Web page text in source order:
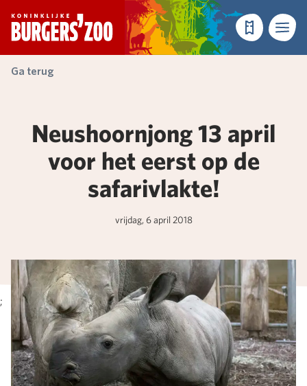
- Homepagina
TicketsMenu
Ga terug
;
Neushoornjong 13 april
voor het eerst op de
safarivlakte!
vrijdag, 6 april 2018